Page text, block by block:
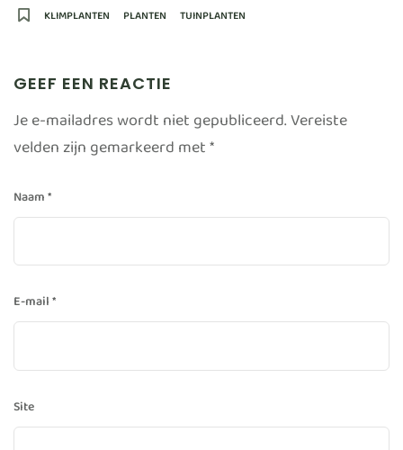
KLIMPLANTEN PLANTEN TUINPLANTEN
GEEF EEN REACTIE
Je e-mailadres wordt niet gepubliceerd.Vereiste
velden zijn gemarkeerd met*
Naam*
E-mail*
Site